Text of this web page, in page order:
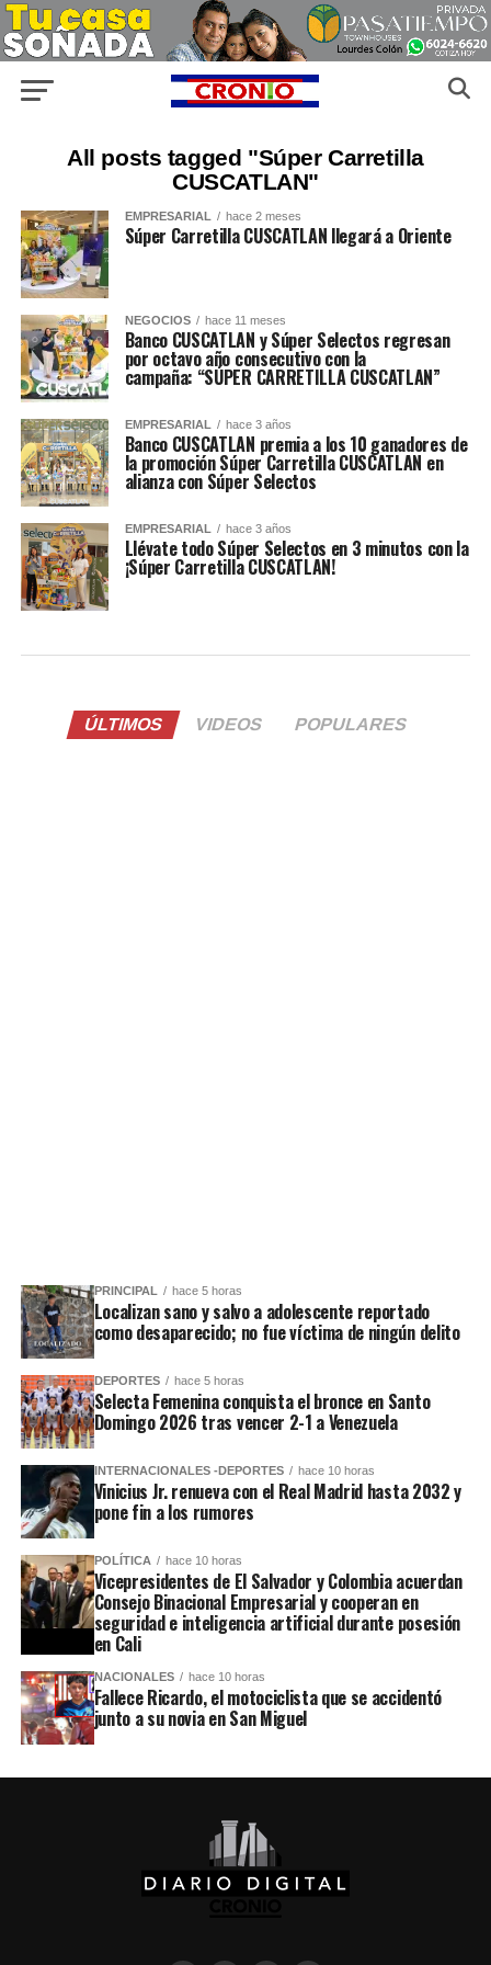
All posts tagged "Súper Carretilla
CUSCATLAN"
EMPRESARIAL hace 2 meses
Súper Carretilla CUSCATLAN llegará a Oriente
NEGOCIOS hace 11 meses
Banco CUSCATLAN y Súper Selectos regresan
por octavo año consecutivo con la
campaña: “SÚPER CARRETILLA CUSCATLAN”
EMPRESARIAL hace 3 años
Banco CUSCATLAN premia a los 10 ganadores de
la promoción Súper Carretilla CUSCATLAN en
alianza con Súper Selectos
EMPRESARIAL hace 3 años
Llévate todo Súper Selectos en 3 minutos con la
¡Súper Carretilla CUSCATLAN!
ÚLTIMOS VIDEOS POPULARES
PRINCIPAL hace 5 horas
Localizan sano y salvo a adolescente reportado
como desaparecido; no fue víctima de ningún delito
DEPORTES hace 5 horas
Selecta Femenina conquista el bronce en Santo
Domingo 2026 tras vencer 2-1 a Venezuela
INTERNACIONALES -DEPORTES hace 10 horas
Vinicius Jr. renueva con el Real Madrid hasta 2032 y
pone fin a los rumores
POLÍTICA hace 10 horas
Vicepresidentes de El Salvador y Colombia acuerdan
Consejo Binacional Empresarial y cooperan en
seguridad e inteligencia artificial durante posesión
en Cali
NACIONALES hace 10 horas
Fallece Ricardo, el motociclista que se accidentó
junto a su novia en San Miguel